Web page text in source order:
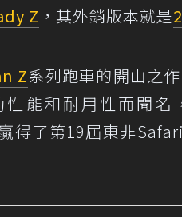
Z ，其外銷版本就是
Z系列跑車的開山之
能和耐用性而聞名
得了第19屆東非Safari